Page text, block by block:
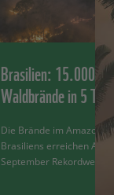
Brasilien: 15.000
Waldbrände in 5
Die Brände im
Brasiliens erreichen
September